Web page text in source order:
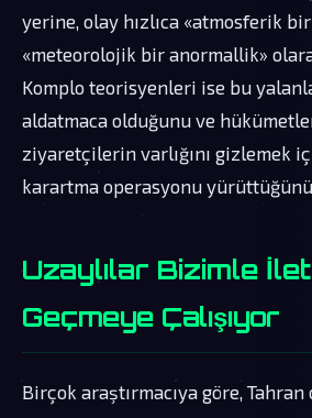
yerine, olay hızlıca «atmosferik
«meteorolojik bir anormallik»
Komplo teorisyenleri ise bu
aldatmaca olduğunu ve
ziyaretçilerin varlığını gizlemek
karartma operasyonu
Uzaylılar Bizimle
Geçmeye Çalışıyor
Birçok araştırmacıya göre, Tahran